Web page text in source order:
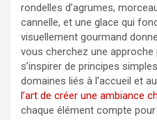
rondelles d’agrumes,
cannelle, et une glace qui
visuellement gourmand
vous cherchez une approche
s’inspirer de principes
domaines liés à l’accueil et
l’art de créer une ambiance
chaque élément compte